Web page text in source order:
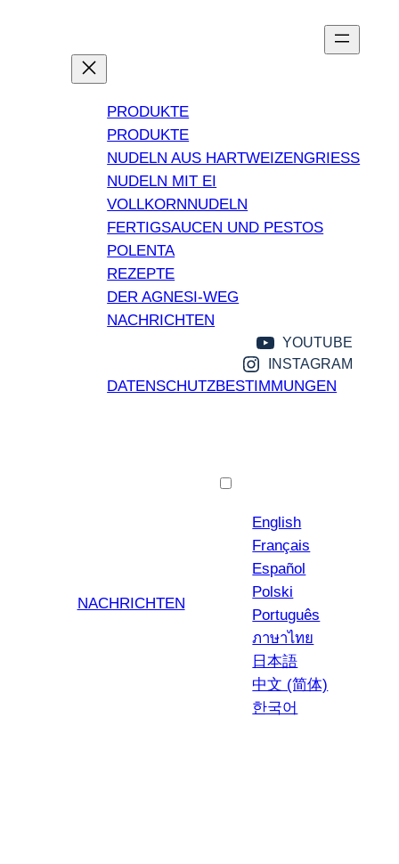
PRODUKTE
PRODUKTE
NUDELN AUS HARTWEIZENGRIESS
NUDELN MIT EI
VOLLKORNNUDELN
FERTIGSAUCEN UND PESTOS
POLENTA
REZEPTE
DER AGNESI-WEG
NACHRICHTEN
YOUTUBE
INSTAGRAM
DATENSCHUTZBESTIMMUNGEN
NACHRICHTEN
English
Français
Español
Polski
Português
ภาษาไทย
日本語
中文 (简体)
한국어